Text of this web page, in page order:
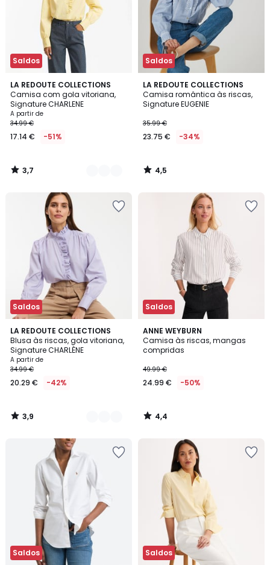
Saldos
LA REDOUTE COLLECTIONS
Camisa com gola vitoriana,
Signature CHARLENE
A partir de
34.99 €
17.14 € -51%
3,7
/ 5
2
Cores
3,7
/
Saldos
LA REDOUTE COLLECTIONS
Camisa romântica às riscas,
Signature EUGENIE
35.99 €
23.75 € -34%
4,5
/ 5
4,5
/
Saldos
LA REDOUTE COLLECTIONS
Blusa às riscas, gola vitoriana,
Signature CHARLÈNE
A partir de
34.99 €
20.29 € -42%
3,9
/ 5
2
Cores
3,9
/
Saldos
ANNE WEYBURN
Camisa às riscas, mangas
compridas
49.99 €
24.99 € -50%
4,4
/ 5
4,4
/
Saldos Saldos